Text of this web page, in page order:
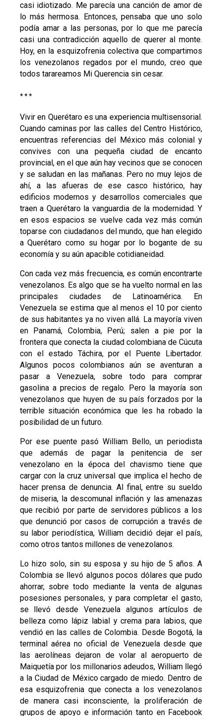
casi idiotizado. Me parecía una canción de amor de
lo más hermosa. Entonces, pensaba que uno solo
podía amar a las personas, por lo que me parecía
casi una contradicción aquello de querer al monte.
Hoy, en la esquizofrenia colectiva que compartimos
los venezolanos regados por el mundo, creo que
todos tarareamos Mi Querencia sin cesar.
* * *
Vivir en Querétaro es una experiencia multisensorial.
Cuando caminas por las calles del Centro Histórico,
encuentras referencias del México más colonial y
convives con una pequeña ciudad de encanto
provincial, en el que aún hay vecinos que se conocen
y se saludan en las mañanas. Pero no muy lejos de
ahí, a las afueras de ese casco histórico, hay
edificios modernos y desarrollos comerciales que
traen a Querétaro la vanguardia de la modernidad. Y
en esos espacios se vuelve cada vez más común
toparse con ciudadanos del mundo, que han elegido
a Querétaro como su hogar por lo bogante de su
economía y su aún apacible cotidianeidad.
Con cada vez más frecuencia, es común encontrarte
venezolanos. Es algo que se ha vuelto normal en las
principales ciudades de Latinoamérica. En
Venezuela se estima que al menos el 10 por ciento
de sus habitantes ya no viven allá. La mayoría viven
en Panamá, Colombia, Perú; salen a pie por la
frontera que conecta la ciudad colombiana de Cúcuta
con el estado Táchira, por el Puente Libertador.
Algunos pocos colombianos aún se aventuran a
pasar a Venezuela, sobre todo para comprar
gasolina a precios de regalo. Pero la mayoría son
venezolanos que huyen de su país forzados por la
terrible situación económica que les ha robado la
posibilidad de un futuro.
Por ese puente pasó William Bello, un periodista
que además de pagar la penitencia de ser
venezolano en la época del chavismo tiene que
cargar con la cruz universal que implica el hecho de
hacer prensa de denuncia. Al final, entre su sueldo
de miseria, la descomunal inflación y las amenazas
que recibió por parte de servidores públicos a los
que denunció por casos de corrupción a través de
su labor periodística, William decidió dejar el país,
como otros tantos millones de venezolanos.
Lo hizo solo, sin su esposa y su hijo de 5 años. A
Colombia se llevó algunos pocos dólares que pudo
ahorrar, sobre todo mediante la venta de algunas
posesiones personales, y para completar el gasto,
se llevó desde Venezuela algunos artículos de
belleza como lápiz labial y crema para labios, que
vendió en las calles de Colombia. Desde Bogotá, la
terminal aérea no oficial de Venezuela desde que
las aerolíneas dejaron de volar al aeropuerto de
Maiquetía por los millonarios adeudos, William llegó
a la Ciudad de México cargado de miedo. Dentro de
esa esquizofrenia que conecta a los venezolanos
de manera casi inconsciente, la proliferación de
grupos de apoyo e información tanto en Facebook